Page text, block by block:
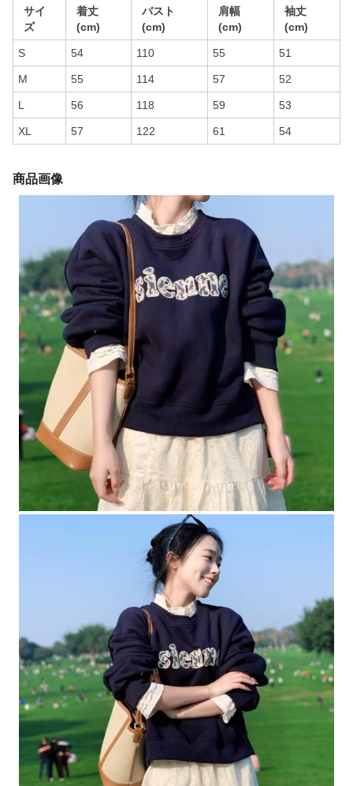
サイ
ズ
着丈
(cm)
バスト
(cm)
肩幅
(cm)
袖丈
(cm)
S 54 110 55 51
M 55 114 57 52
L 56 118 59 53
XL 57 122 61 54
商品画像